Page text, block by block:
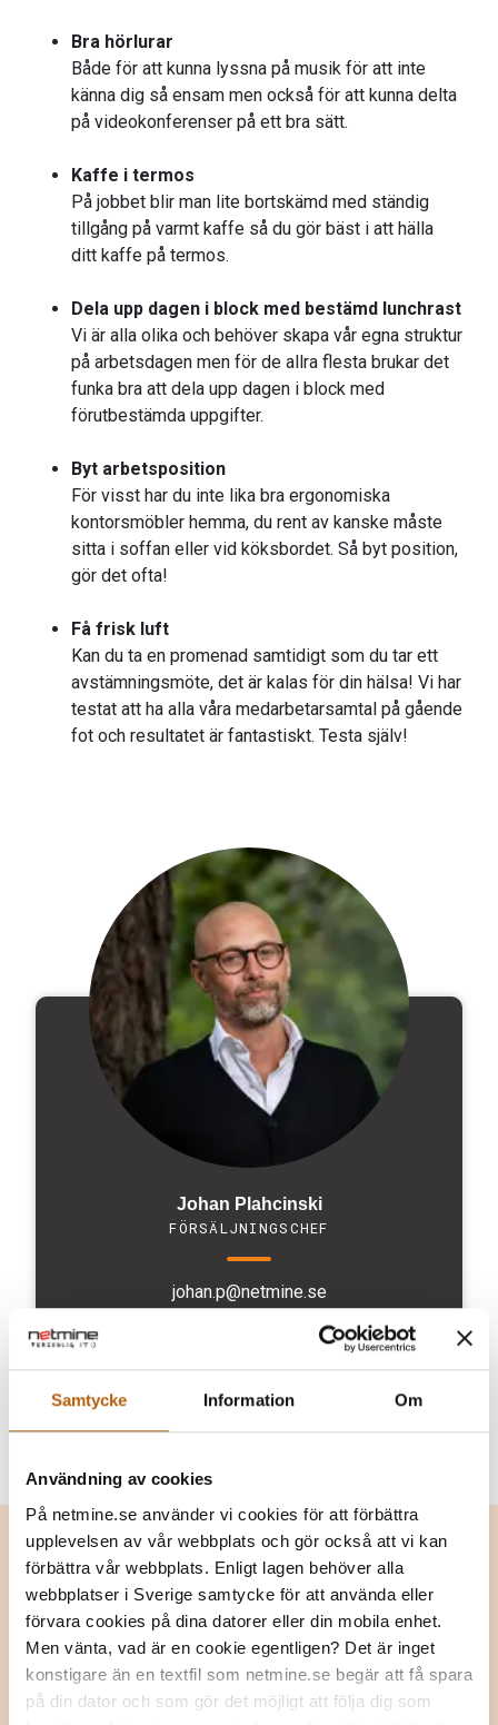
Samtycke Information Om
Användning av cookies
På netmine.se använder vi cookies för att förbättra
upplevelsen av vår webbplats och gör också att vi kan
förbättra vår webbplats. Enligt lagen behöver alla
webbplatser i Sverige samtycke för att använda eller
förvara cookies på dina datorer eller din mobila enhet.
Men vänta, vad är en cookie egentligen? Det är inget
konstigare än en textfil som netmine.se begär att få spara
på din dator och som gör det möjligt att följa dig som
Bra hörlurar
Både för att kunna lyssna på musik för att inte
känna dig så ensam men också för att kunna delta
på videokonferenser på ett bra sätt.
Kaffe i termos
På jobbet blir man lite bortskämd med ständig
tillgång på varmt kaffe så du gör bäst i att hälla
ditt kaffe på termos.
Dela upp dagen i block med bestämd lunchrast
Vi är alla olika och behöver skapa vår egna struktur
på arbetsdagen men för de allra flesta brukar det
funka bra att dela upp dagen i block med
förutbestämda uppgifter.
Byt arbetsposition
För visst har du inte lika bra ergonomiska
kontorsmöbler hemma, du rent av kanske måste
sitta i soffan eller vid köksbordet. Så byt position,
gör det ofta!
Få frisk luft
Kan du ta en promenad samtidigt som du tar ett
avstämningsmöte, det är kalas för din hälsa! Vi har
testat att ha alla våra medarbetarsamtal på gående
fot och resultatet är fantastiskt. Testa själv!
Johan Plahcinski
FÖRSÄLJNINGS­CHEF
johan.p@netmine.se
Våra nyheter
Kanske är du sugen på att skriva något om oss? Här
nedan finner du det som hänt oss på sistone. Prata
gärna med vår marknadsanskoordinator om du vill få en
kommentar.